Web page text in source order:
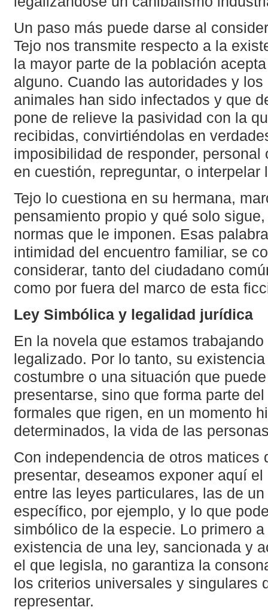
Un paso más puede darse al
Tejo nos transmite respecto a la
la mayor parte de la población
alguno. Cuando las autoridades y
animales han sido infectados y que
pone de relieve la pasividad con la
recibidas, convirtiéndolas en
imposibilidad de responder,
en cuestión, repreguntar, o interpelar
Tejo lo cuestiona en su hermana,
pensamiento propio y qué solo
normas que le imponen. Esas
intimidad del encuentro familiar, se
considerar, tanto del ciudadano
como por fuera del marco de esta
Ley Simbólica y legalidad jurídica
En la novela que estamos
legalizado. Por lo tanto, su
costumbre o una situación que
presentarse, sino que forma parte
formales que rigen, en un momento
determinados, la vida de las
Con independencia de otros matices
presentar, deseamos exponer aquí
entre las leyes particulares, las de
específico, por ejemplo, y lo que
simbólico de la especie. Lo primero
existencia de una ley, sancionada y
el que legisla, no garantiza la
los criterios universales y singulares
representar.